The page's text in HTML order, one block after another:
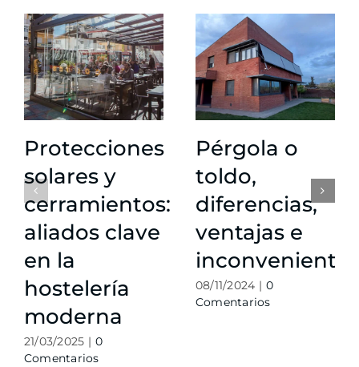
Protecciones
solares y
cerramientos:
aliados clave
en la
hostelería
moderna
21/03/2025 | 0
Comentarios
Pérgola o
toldo,
diferencias,
ventajas e
inconvenientes
08/11/2024 | 0
Comentarios